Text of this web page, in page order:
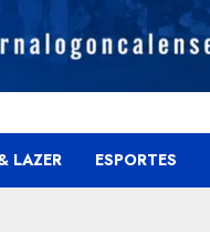
LAZER ESPORTES